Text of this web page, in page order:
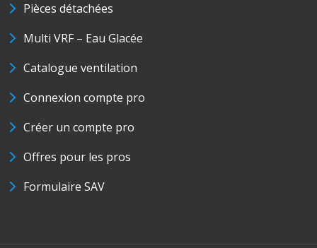
Pièces détachées
Multi VRF – Eau Glacée
Catalogue ventilation
Connexion compte pro
Créer un compte pro
Offres pour les pros
Formulaire SAV